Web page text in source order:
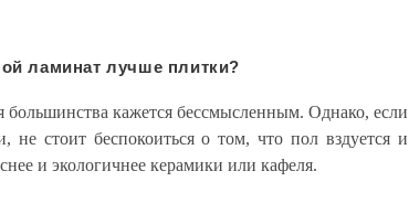
ламинат лучше плитки?
большинства кажется бессмысленным. Однако, если
не стоит беспокоиться о том, что пол вздуется и
и экологичнее керамики или кафеля.